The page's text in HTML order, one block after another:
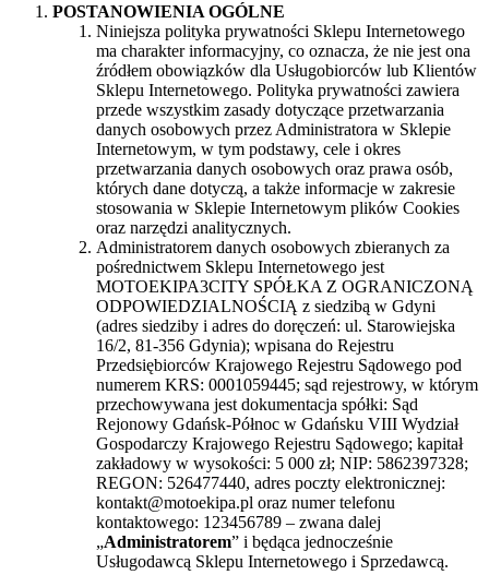
POSTANOWIENIA OGÓLNE
Niniejsza polityka prywatności Sklepu Internetowego
ma charakter informacyjny, co oznacza, że nie jest ona
źródłem obowiązków dla Usługobiorców lub Klientów
Sklepu Internetowego. Polityka prywatności zawiera
przede wszystkim zasady dotyczące przetwarzania
danych osobowych przez Administratora w Sklepie
Internetowym, w tym podstawy, cele i okres
przetwarzania danych osobowych oraz prawa osób,
których dane dotyczą, a także informacje w zakresie
stosowania w Sklepie Internetowym plików Cookies
oraz narzędzi analitycznych.
Administratorem danych osobowych zbieranych za
pośrednictwem Sklepu Internetowego jest
MOTOEKIPA3CITY SPÓŁKA Z OGRANICZONĄ
ODPOWIEDZIALNOŚCIĄ z siedzibą w Gdyni
(adres siedziby i adres do doręczeń: ul. Starowiejska
16/2, 81-356 Gdynia); wpisana do Rejestru
Przedsiębiorców Krajowego Rejestru Sądowego pod
numerem KRS: 0001059445; sąd rejestrowy, w którym
przechowywana jest dokumentacja spółki: Sąd
Rejonowy Gdańsk-Północ w Gdańsku VIII Wydział
Gospodarczy Krajowego Rejestru Sądowego; kapitał
zakładowy w wysokości: 5 000 zł; NIP: 5862397328;
REGON: 526477440, adres poczty elektronicznej:
kontakt@motoekipa.pl oraz numer telefonu
kontaktowego: 123456789 – zwana dalej
„Administratorem” i będąca jednocześnie
Usługodawcą Sklepu Internetowego i Sprzedawcą.